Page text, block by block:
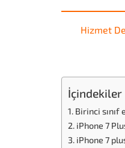
Hizmet
İçindekiler
Birinci
iPhone 7
iPhone 7